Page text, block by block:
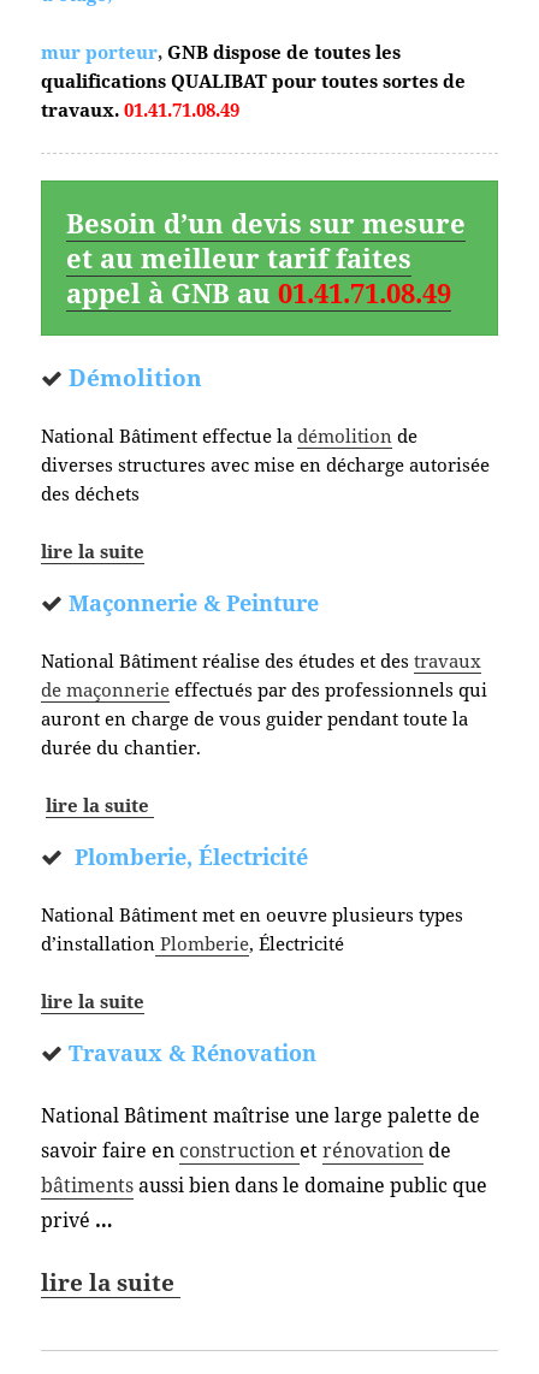
mur porteur,GNB dispose de toutes les
qualifications QUALIBAT pour toutes sortes de
travaux.01.41.71.08.49
Besoin d’un devis sur mesure
et au meilleur tarif faites
appel à GNB au01.41.71.08.49
Démolition
National Bâtiment effectue ladémolition de
diverses structures avec mise en décharge autorisée
des déchets
lire la suite
Maçonnerie & Peinture
National Bâtiment réalise des études et destravaux
de maçonnerie effectués par des professionnels qui
auront en charge de vous guider pendant toute la
durée du chantier.
lire la suite
Plomberie, Électricité
National Bâtiment met en oeuvre plusieurs types
d’installation Plomberie, Électricité
lire la suite
Travaux & Rénovation
National Bâtiment maîtrise une large palette de
savoir faire en construction etrénovationde
bâtimentsaussi bien dans le domaine public que
privé …
lire la suite